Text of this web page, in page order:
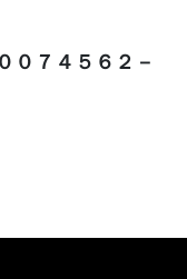
７４５６２－